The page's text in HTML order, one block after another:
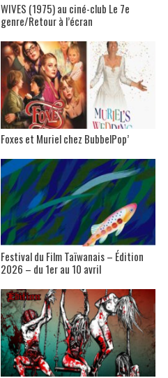
WIVES (1975) au ciné-club Le 7e
genre/Retour à l’écran
Foxes et Muriel chez BubbelPop’
Festival du Film Taïwanais – Édition
2026 – du 1er au 10 avril